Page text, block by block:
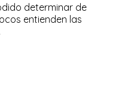
determinar de
entienden las